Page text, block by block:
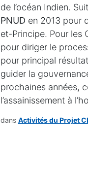
de l’océan Indien.
PNUD en 2013 pour
et-Principe. Pour les
pour diriger le
pour principal
guider la
prochaines années,
l’assainissement à
dans Activités du Projet